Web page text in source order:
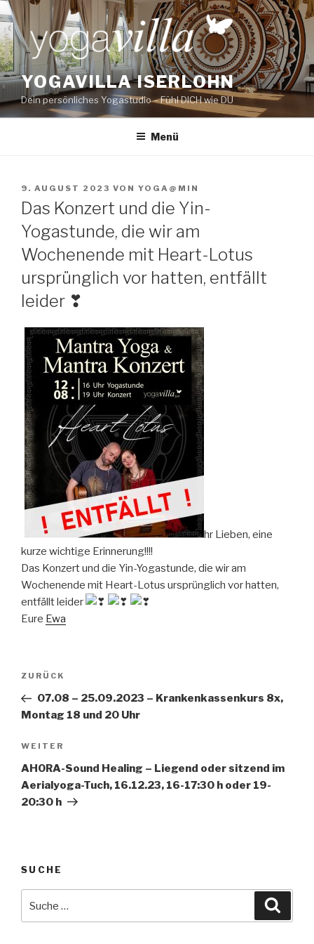
Zum
Inhalt
springen
YOGAVILLA ISERLOHN
Dein persönliches Yogastudio – Fühl DICH wie DU
Menü
VERÖFFENTLICHT
AM
9. AUGUST 2023 VON YOGA@MIN
Das Konzert und die Yin-
Yogastunde, die wir am
Wochenende mit Heart-Lotus
ursprünglich vor hatten, entfällt
leider ❣
hr Lieben, eine
kurze wichtige Erinnerung!!!!
Das Konzert und die Yin-Yogastunde, die wir am
Wochenende mit Heart-Lotus ursprünglich vor hatten,
entfällt leider
Eure Ewa
Beitragsnavigation
Vorheriger
Beitrag
ZURÜCK
07.08 – 25.09.2023 – Krankenkassenkurs 8x,
Montag 18 und 20 Uhr
Nächster
Beitrag
WEITER
AHORA-Sound Healing – Liegend oder sitzend im
Aerialyoga-Tuch, 16.12.23, 16-17:30 h oder 19-
20:30 h
SUCHE
nach: